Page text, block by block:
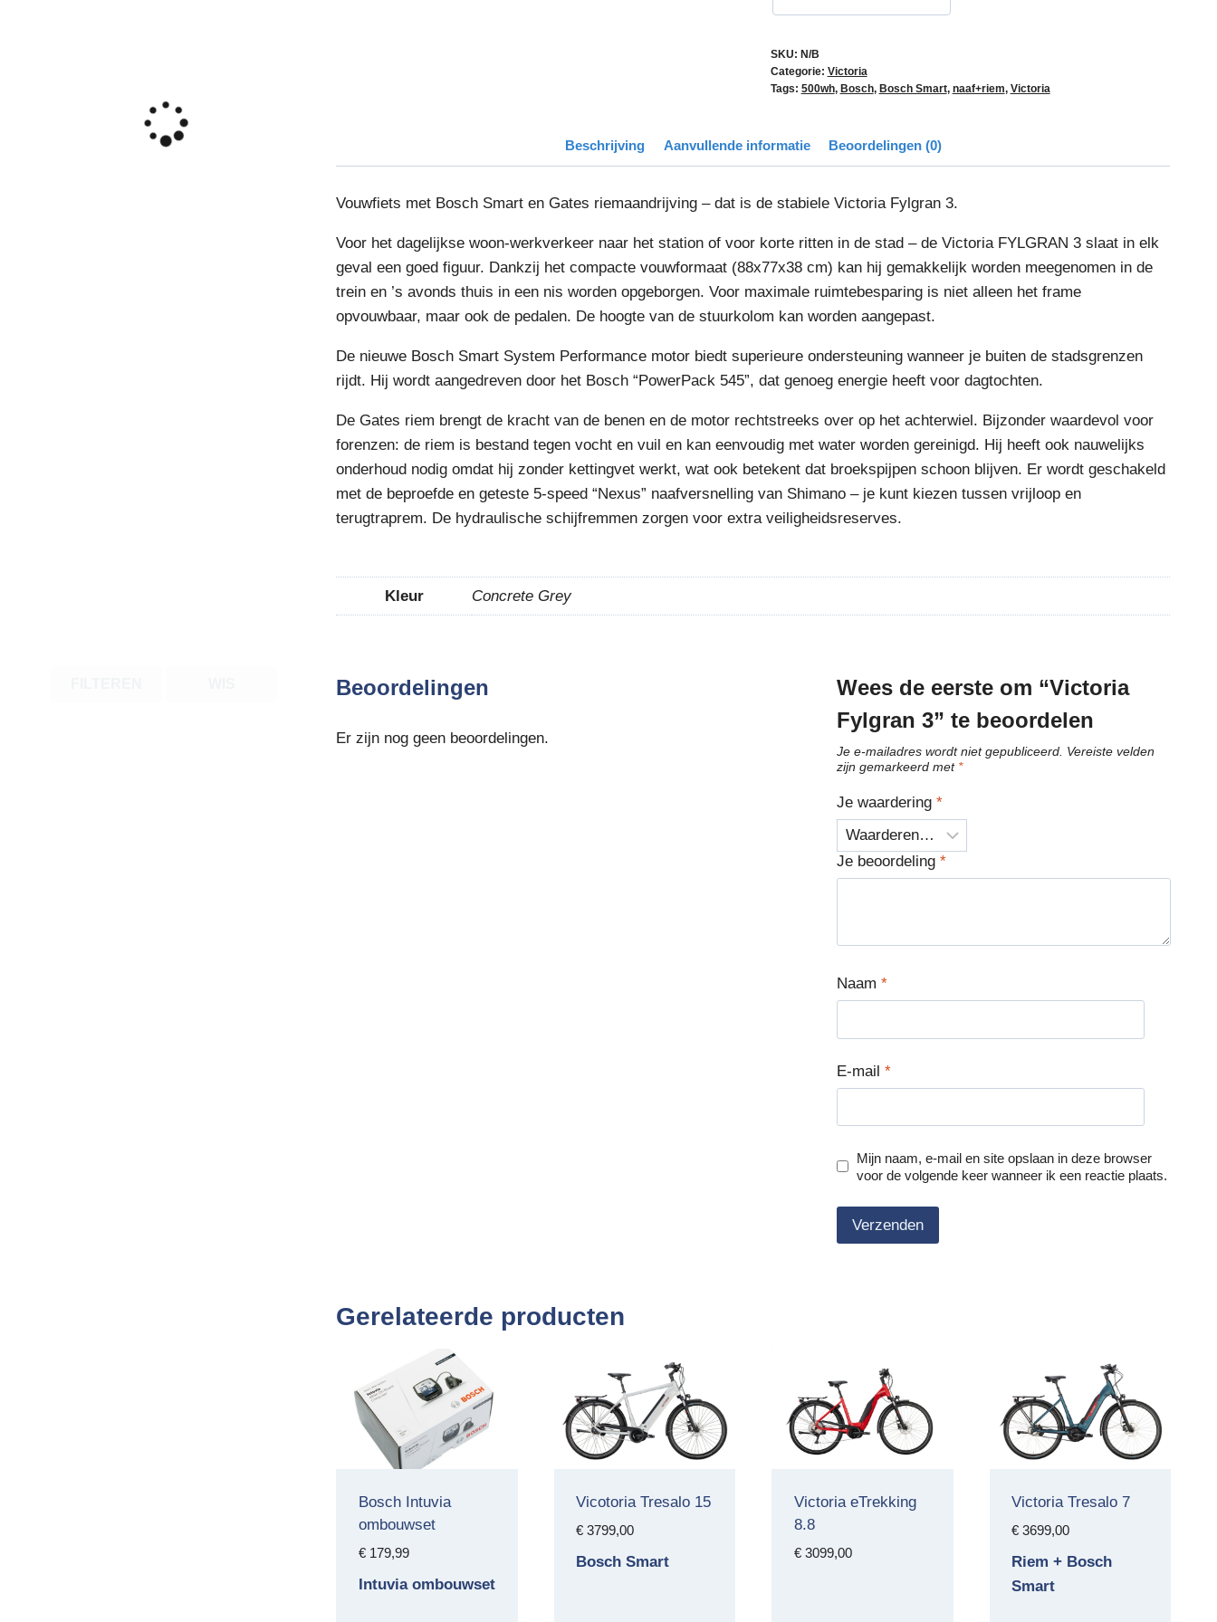
SKU: N/B
Categorie: Victoria
Tags: 500wh, Bosch, Bosch Smart, naaf+riem, Victoria
Beschrijving Aanvullende informatie Beoordelingen (0)
Vouwfiets met Bosch Smart en Gates riemaandrijving – dat is de stabiele Victoria Fylgran 3.
Voor het dagelijkse woon-werkverkeer naar het station of voor korte ritten in de stad – de Victoria FYLGRAN 3 slaat in elk
geval een goed figuur. Dankzij het compacte vouwformaat (88x77x38 cm) kan hij gemakkelijk worden meegenomen in de
trein en ’s avonds thuis in een nis worden opgeborgen. Voor maximale ruimtebesparing is niet alleen het frame
opvouwbaar, maar ook de pedalen. De hoogte van de stuurkolom kan worden aangepast.
De nieuwe Bosch Smart System Performance motor biedt superieure ondersteuning wanneer je buiten de stadsgrenzen
rijdt. Hij wordt aangedreven door het Bosch “PowerPack 545”, dat genoeg energie heeft voor dagtochten.
De Gates riem brengt de kracht van de benen en de motor rechtstreeks over op het achterwiel. Bijzonder waardevol voor
forenzen: de riem is bestand tegen vocht en vuil en kan eenvoudig met water worden gereinigd. Hij heeft ook nauwelijks
onderhoud nodig omdat hij zonder kettingvet werkt, wat ook betekent dat broekspijpen schoon blijven. Er wordt geschakeld
met de beproefde en geteste 5-speed “Nexus” naafversnelling van Shimano – je kunt kiezen tussen vrijloop en
terugtraprem. De hydraulische schijfremmen zorgen voor extra veiligheidsreserves.
Kleur Concrete Grey
Beoordelingen
Er zijn nog geen beoordelingen.
Wees de eerste om “Victoria
Fylgran 3” te beoordelen
Je e-mailadres wordt niet gepubliceerd. Vereiste velden
zijn gemarkeerd met *
Je waardering*
Je beoordeling*
Naam*
E-mail*
Mijn naam, e-mail en site opslaan in deze browser
voor de volgende keer wanneer ik een reactie plaats.
Gerelateerde producten
Bosch Intuvia
ombouwset
€179,99
Intuvia ombouwset
Vicotoria Tresalo 15
€ 3799,00
Bosch Smart
Victoria eTrekking
8.8
€3099,00
Victoria Tresalo 7
€ 3699,00
Riem + Bosch
Smart